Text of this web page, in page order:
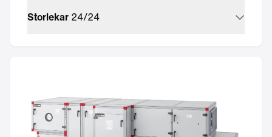
Storlekar 24/24